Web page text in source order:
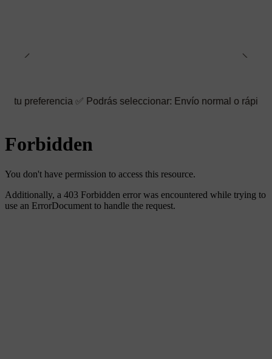
✅ Podrás seleccionar: Envío normal o rápido ☑️